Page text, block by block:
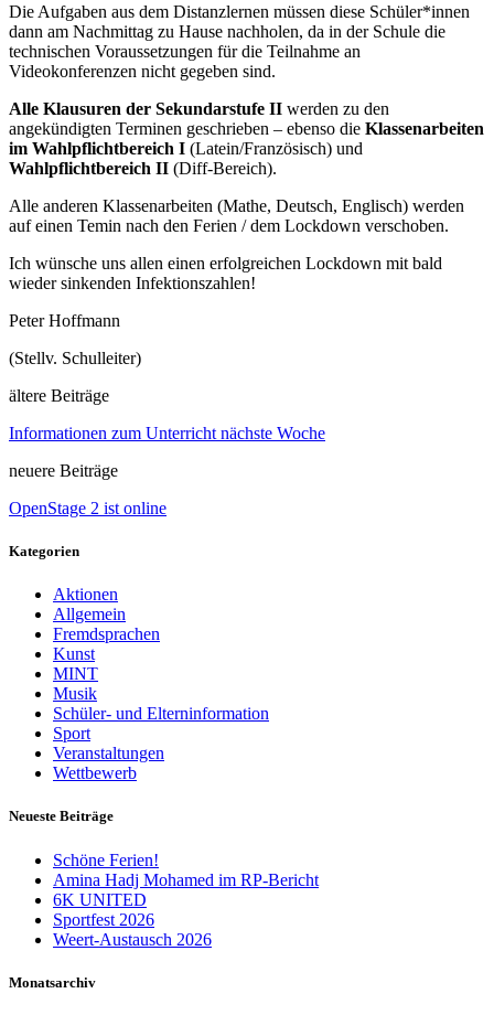
Die Aufgaben aus dem Distanzlernen müssen diese Schüler*innen
dann am Nachmittag zu Hause nachholen, da in der Schule die
technischen Voraussetzungen für die Teilnahme an
Videokonferenzen nicht gegeben sind.
Alle Klausuren der Sekundarstufe II werden zu den
angekündigten Terminen geschrieben – ebenso die Klassenarbeiten
im Wahlpflichtbereich I (Latein/Französisch) und
Wahlpflichtbereich II (Diff-Bereich).
Alle anderen Klassenarbeiten (Mathe, Deutsch, Englisch) werden
auf einen Temin nach den Ferien / dem Lockdown verschoben.
Ich wünsche uns allen einen erfolgreichen Lockdown mit bald
wieder sinkenden Infektionszahlen!
Peter Hoffmann
(Stellv. Schulleiter)
ältere Beiträge
Informationen zum Unterricht nächste Woche
neuere Beiträge
OpenStage 2 ist online
Kategorien
Aktionen
Allgemein
Fremdsprachen
Kunst
MINT
Musik
Schüler- und Elterninformation
Sport
Veranstaltungen
Wettbewerb
Neueste Beiträge
Schöne Ferien!
Amina Hadj Mohamed im RP-Bericht
6K UNITED
Sportfest 2026
Weert-Austausch 2026
Monatsarchiv